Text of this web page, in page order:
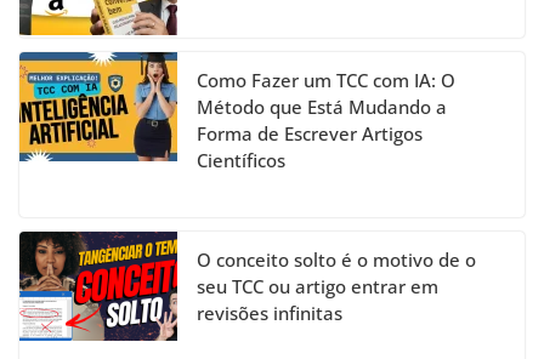
Como Fazer um TCC com IA: O
Método que Está Mudando a
Forma de Escrever Artigos
Científicos
O conceito solto é o motivo de o
seu TCC ou artigo entrar em
revisões infinitas